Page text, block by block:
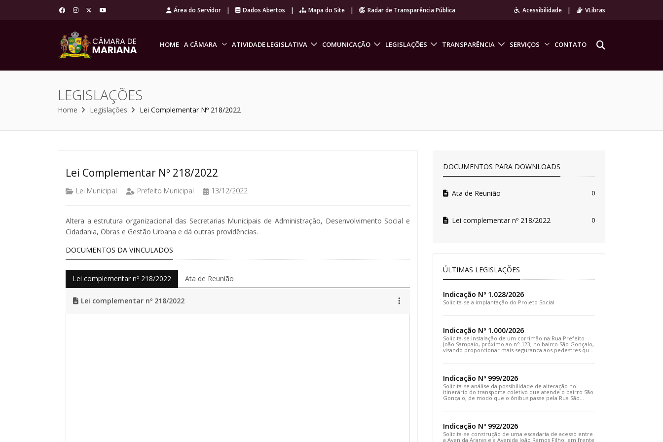
Área do Servidor | Dados Abertos | Mapa do Site | Radar de Transparência Pública Acessibilidade | VLibras
HOME A CÂMARA ATIVIDADE LEGISLATIVA COMUNICAÇÃO LEGISLAÇÕES TRANSPARÊNCIA SERVIÇOS CONTATO
LEGISLAÇÕES
Home Legislações Lei Complementar Nº 218/2022
Lei Complementar Nº 218/2022
Lei Municipal Prefeito Municipal 13/12/2022
Altera a estrutura organizacional das Secretarias Municipais de Administração, Desenvolvimento Social e
Cidadania, Obras e Gestão Urbana e dá outras providências.
DOCUMENTOS DA VINCULADOS
Lei complementar nº 218/2022 Ata de Reunião
Lei complementar nº 218/2022
DOCUMENTOS PARA DOWNLOADS
Ata de Reunião 0
Lei complementar nº 218/2022 0
ÚLTIMAS LEGISLAÇÕES
Indicação Nº 1.028/2026
Solicita-se a implantação do Projeto Social
Indicação Nº 1.000/2026
Solicita-se instalação de um corrimão na Rua Prefeito
João Sampaio, próximo ao n° 123, no bairro São Gonçalo,
visando proporcionar mais segurança aos pedestres que
transitam pelo local
Indicação Nº 999/2026
Solicita-se análise da possibilidade de alteração no
itinerário do transporte coletivo que atende o bairro São
Gonçalo, de modo que o ônibus passe pela Rua São
Gonçalo, desça pela Travessa São Gonçalo e siga pela
Indicação Nº 992/2026
Solicita-se construção de uma escadaria de acesso entre
a Avenida Araras e a Avenida João Ramos Filho, em frente